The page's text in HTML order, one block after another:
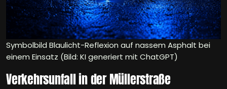
Symbolbild Blaulicht-Reflexion auf nassem Asphalt bei
einem Einsatz (Bild: KI generiert mit ChatGPT)
Verkehrsunfall in der Müllerstraße